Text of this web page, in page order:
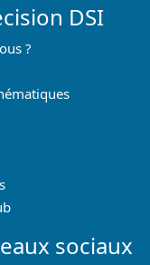
DSI
?
sociaux